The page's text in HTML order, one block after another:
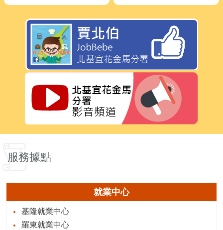
服務據點
就業中心
基隆就業中心
羅東就業中心